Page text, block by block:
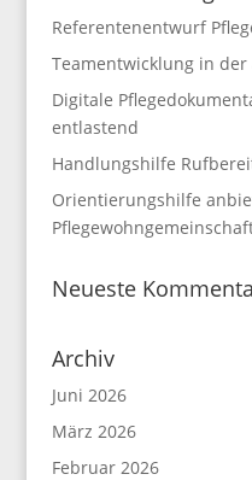
Referentenentwurf
Teamentwicklung in
Digitale
entlastend
Handlungshilfe
Orientierungshilfe
Neueste
Archiv
Juni 2026
März 2026
Februar 2026